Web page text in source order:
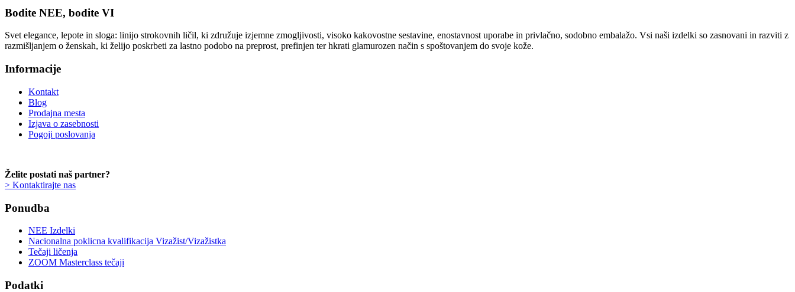
Bodite NEE, bodite VI
Svet elegance, lepote in sloga: linijo strokovnih ličil, ki združuje izjemne zmogljivosti, visoko kakovostne sestavine, enostavnost uporabe in privlačno, sodobno embalažo. Vsi naši izdelki so zasnovani in razviti z
razmišljanjem o ženskah, ki želijo poskrbeti za lastno podobo na preprost, prefinjen ter hkrati glamurozen način s spoštovanjem do svoje kože.
Informacije
Kontakt
Blog
Prodajna mesta
Izjava o zasebnosti
Pogoji poslovanja
Želite postati naš partner?
> Kontaktirajte nas
Ponudba
NEE Izdelki
Nacionalna poklicna kvalifikacija Vizažist/Vizažistka
Tečaji ličenja
ZOOM Masterclass tečaji
Podatki